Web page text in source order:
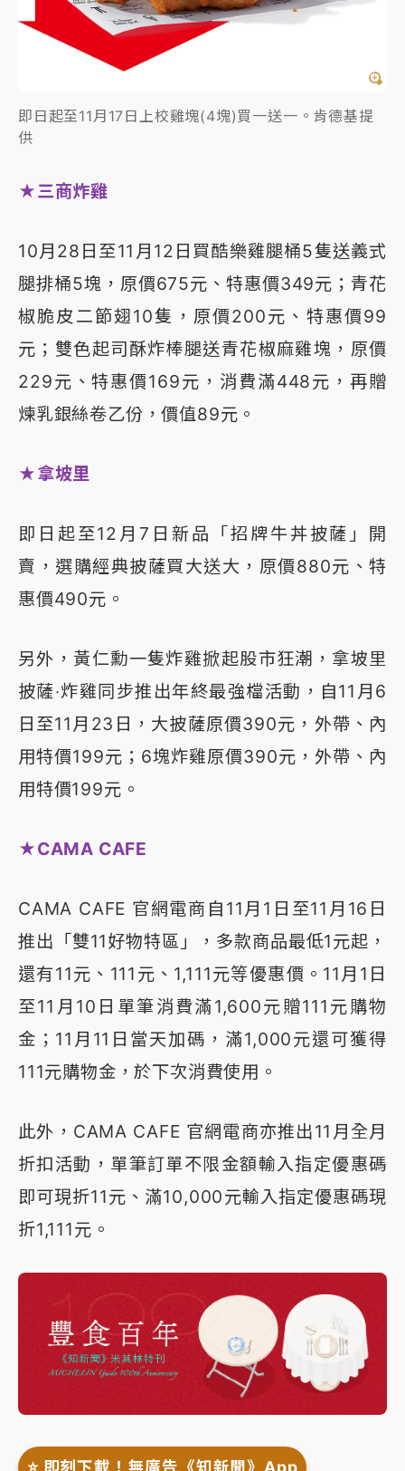
即日起至11月17日上校雞塊(4塊)買一送一。肯德基提
供
★三商炸雞
10月28日至11月12日買酷樂雞腿桶5隻送義式
腿排桶5塊，原價675元、特惠價349元；青花
椒脆皮二節翅10隻，原價200元、特惠價99
元；雙色起司酥炸棒腿送青花椒麻雞塊，原價
229元、特惠價169元，消費滿448元，再贈
煉乳銀絲卷乙份，價值89元。
★拿坡里
即日起至12月7日新品「招牌牛丼披薩」開
賣，選購經典披薩買大送大，原價880元、特
惠價490元。
另外，黃仁勳一隻炸雞掀起股市狂潮，拿坡里
披薩‧炸雞同步推出年終最強檔活動，自11月6
日至11月23日，大披薩原價390元，外帶、內
用特價199元；6塊炸雞原價390元，外帶、內
用特價199元。
★CAMA CAFE
CAMA CAFE 官網電商自11月1日至11月16日
推出「雙11好物特區」，多款商品最低1元起，
還有11元、111元、1,111元等優惠價。11月1日
至11月10日單筆消費滿1,600元贈111元購物
金；11月11日當天加碼，滿1,000元還可獲得
111元購物金，於下次消費使用。
此外，CAMA CAFE 官網電商亦推出11月全月
折扣活動，單筆訂單不限金額輸入指定優惠碼
即可現折11元、滿10,000元輸入指定優惠碼現
折1,111元。